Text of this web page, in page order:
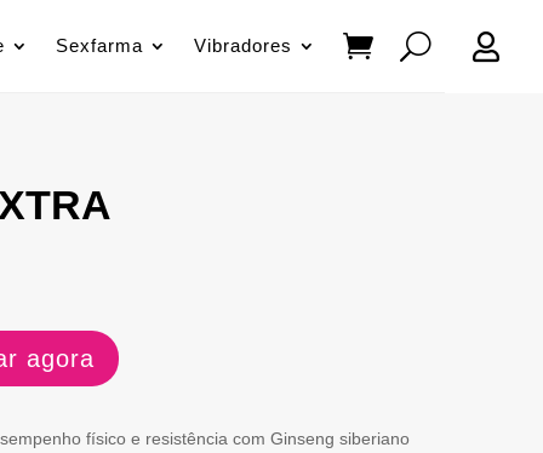
Sexfarma Vibradores 
agora
físico e resistência com Ginseng siberiano